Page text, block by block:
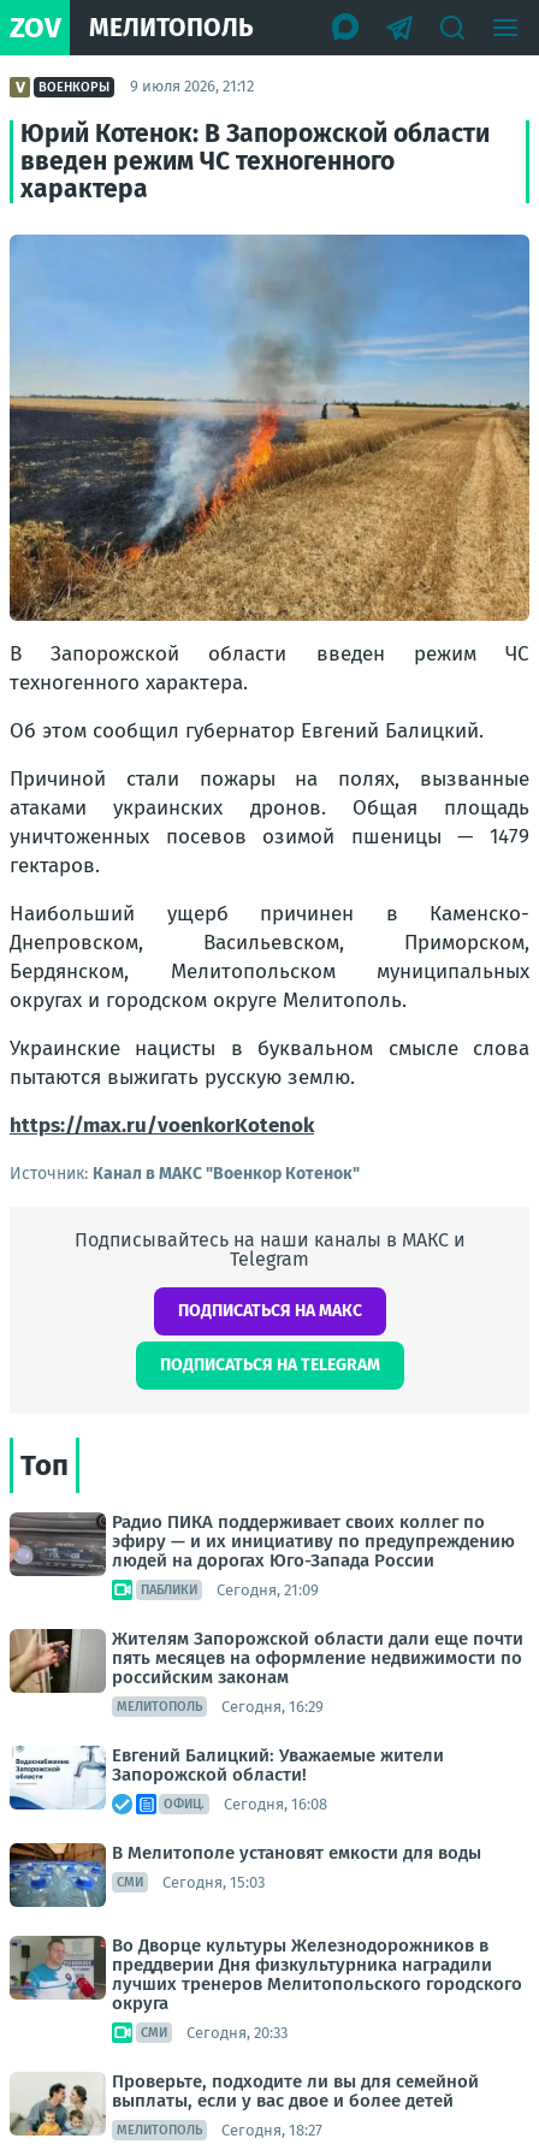
ZOV МЕЛИТОПОЛЬ
ВОЕНКОРЫ 9 июля 2026, 21:12
Юрий Котенок: В Запорожской области
введен режим ЧС техногенного
характера
В Запорожской области введен режим ЧС
техногенного характера.
Об этом сообщил губернатор Евгений Балицкий.
Причиной стали пожары на полях, вызванные
атаками украинских дронов. Общая площадь
уничтоженных посевов озимой пшеницы — 1479
гектаров.
Наибольший ущерб причинен в Каменско-
Днепровском, Васильевском, Приморском,
Бердянском, Мелитопольском муниципальных
округах и городском округе Мелитополь.
Украинские нацисты в буквальном смысле слова
пытаются выжигать русскую землю.
https://max.ru/voenkorKotenok
Источник: Канал в МАКС "Военкор Котенок"
Подписывайтесь на наши каналы в МАКС и
Telegram
ПОДПИСАТЬСЯ НА МАКС
ПОДПИСАТЬСЯ НА TELEGRAM
Топ
Радио ПИКА поддерживает своих коллег по
эфиру — и их инициативу по предупреждению
людей на дорогах Юго-Запада России
ПАБЛИКИ Сегодня, 21:09
Жителям Запорожской области дали еще почти
пять месяцев на оформление недвижимости по
российским законам
МЕЛИТОПОЛЬ Сегодня, 16:29
Евгений Балицкий: Уважаемые жители
Запорожской области!
ОФИЦ. Сегодня, 16:08
В Мелитополе установят емкости для воды
СМИ Сегодня, 15:03
Во Дворце культуры Железнодорожников в
преддверии Дня физкультурника наградили
лучших тренеров Мелитопольского городского
округа
СМИ Сегодня, 20:33
Проверьте, подходите ли вы для семейной
выплаты, если у вас двое и более детей
МЕЛИТОПОЛЬ Сегодня, 18:27